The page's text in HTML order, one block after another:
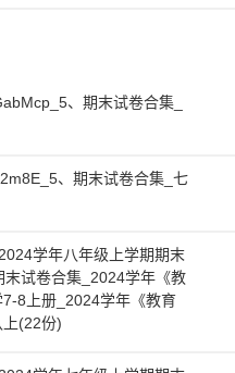
、期末试卷合集_
、期末试卷合集_七
学年八年级上学期期末
试卷合集_2024学年《教
8上册_2024学年《教育
(22份)